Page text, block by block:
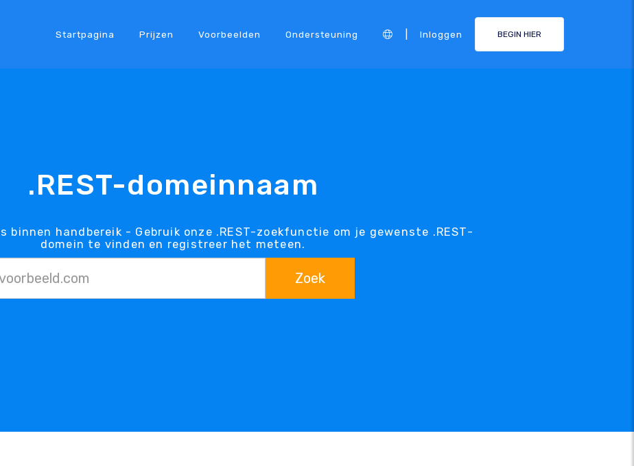
Startpagina Prijzen Voorbeelden Ondersteuning Inloggen BEGIN HIER
.REST-domeinnaam
binnen handbereik - Gebruik onze .REST-zoekfunctie om je gewenste .REST-
domein te vinden en registreer het meteen.
Zoek